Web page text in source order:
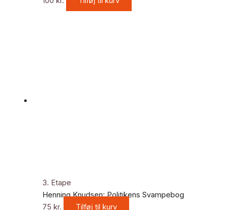
3. Etape
Henning Knudsen: Politikens Svampebog
75 kr. Tilføj til kurv